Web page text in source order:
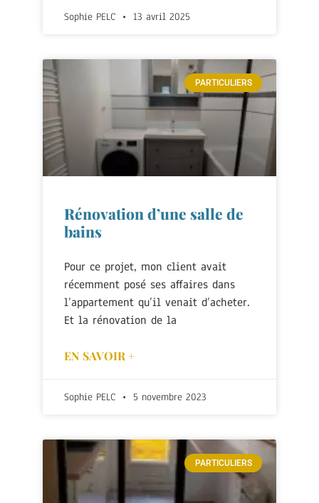
Sophie PELC 13 avril 2025
PARTICULIERS
Rénovation d’une salle de
bains
Pour ce projet, mon client avait
récemment posé ses affaires dans
l’appartement qu’il venait d’acheter.
Et la rénovation de la
EN SAVOIR +
Sophie PELC 5 novembre 2023
PARTICULIERS